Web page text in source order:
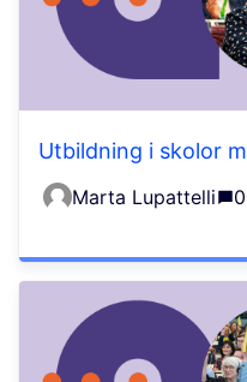
Utbildning i skolor
Marta Lupattelli 0